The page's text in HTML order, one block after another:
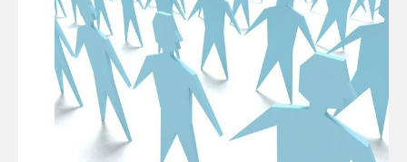
nieuwsartikel retrospective video
agile agile certificering
agile coaching
agile leiderschap
agile mindset